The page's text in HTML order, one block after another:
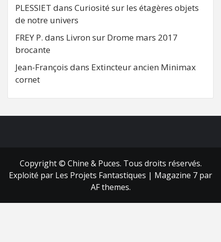
PLESSIET dans Curiosité sur les étagères objets
de notre univers
FREY P. dans Livron sur Drome mars 2017
brocante
Jean-François dans Extincteur ancien Minimax
cornet
Copyright © Chine & Puces. Tous droits réservés.
Exploité par Les Projets Fantastiques | Magazine 7 par
AF themes.